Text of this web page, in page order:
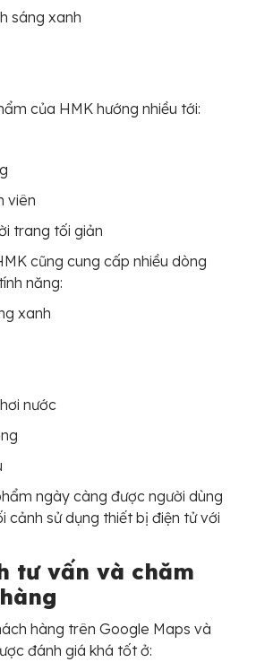
sáng xanh
của HMK hướng nhiều tới:
viên
trang tối giản
cũng cung cấp nhiều dòng
năng:
xanh
nước
ngày càng được người dùng
cảnh sử dụng thiết bị điện tử với
tư vấn và chăm
hàng trên Google Maps và
đánh giá khá tốt ở: